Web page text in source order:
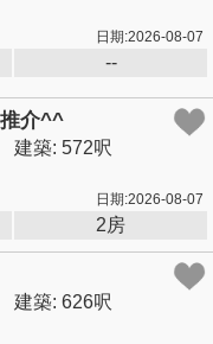
日期:2026-08-07
--
介^^
建築: 572呎
日期:2026-08-07
2房
建築: 626呎